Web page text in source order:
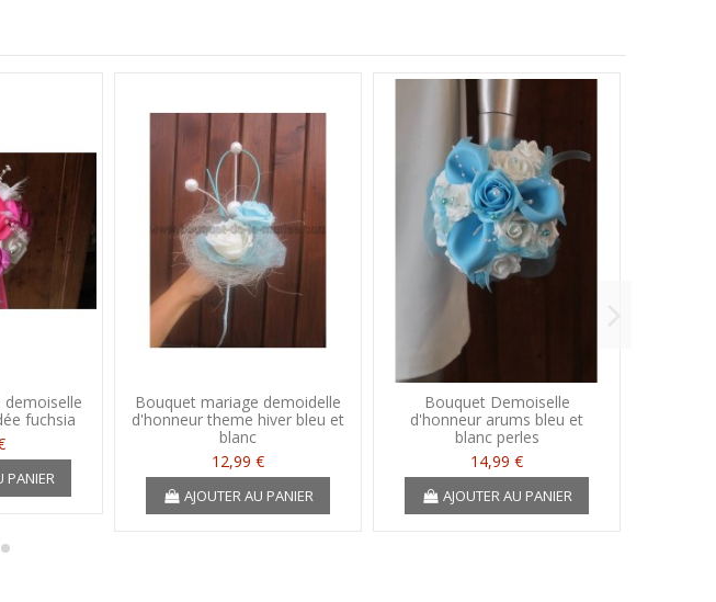
fuchsia
PANIER
Bouquet mariage demoidelle
d'honneur theme hiver bleu et
blanc
12,99 €
AJOUTER AU PANIER
Bouquet Demoiselle
d'honneur arums bleu et
blanc perles
14,99 €
AJOUTER AU PANIER